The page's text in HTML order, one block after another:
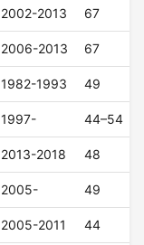
2002-2013 67
2006-2013 67
1982-1993 49
1997- 44–54
2013-2018 48
2005- 49
2005-2011 44